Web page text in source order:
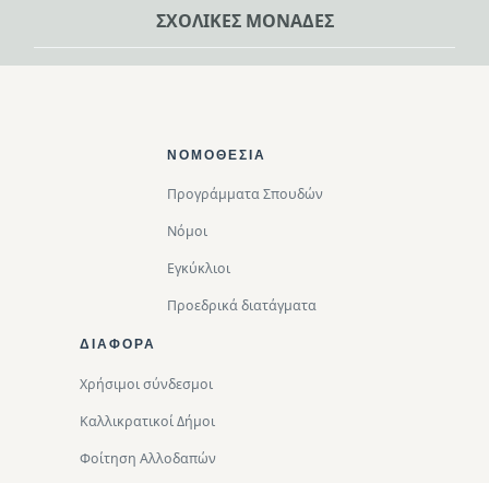
ΣΧΟΛΙΚΕΣ ΜΟΝΑΔΕΣ
ΝΟΜΟΘΕΣΊΑ
Προγράμματα Σπουδών
Νόμοι
Εγκύκλιοι
Προεδρικά διατάγματα
ΔΙΑΦΟΡΑ
Χρήσιμοι σύνδεσμοι
Καλλικρατικοί Δήμοι
Φοίτηση Αλλοδαπών